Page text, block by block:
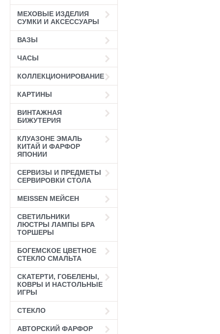
МЕХОВЫЕ ИЗДЕЛИЯ
СУМКИ И АКСЕССУАРЫ
ВАЗЫ
ЧАСЫ
КОЛЛЕКЦИОНИРОВАНИЕ
КАРТИНЫ
ВИНТАЖНАЯ
БИЖУТЕРИЯ
КЛУАЗОНЕ ЭМАЛЬ
КИТАЙ И ФАРФОР
ЯПОНИИ
СЕРВИЗЫ И ПРЕДМЕТЫ
СЕРВИРОВКИ СТОЛА
MEISSEN МЕЙСЕН
СВЕТИЛЬНИКИ
ЛЮСТРЫ ЛАМПЫ БРА
ТОРШЕРЫ
БОГЕМСКОЕ ЦВЕТНОЕ
СТЕКЛО СМАЛЬТА
СКАТЕРТИ, ГОБЕЛЕНЫ,
КОВРЫ И НАСТОЛЬНЫЕ
ИГРЫ
СТЕКЛО
АВТОРСКИЙ ФАРФОР